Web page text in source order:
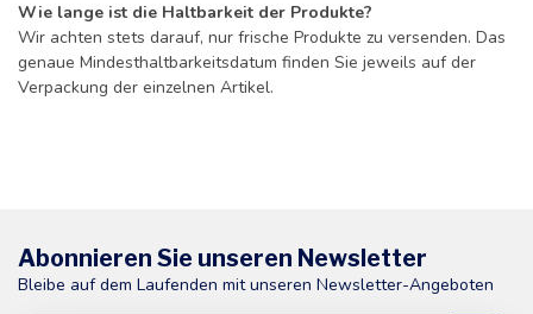
Wie lange ist die Haltbarkeit der Produkte?
Wir achten stets darauf, nur frische Produkte zu versenden. Das
genaue Mindesthaltbarkeitsdatum finden Sie jeweils auf der
Verpackung der einzelnen Artikel.
Abonnieren Sie unseren Newsletter
Bleibe auf dem Laufenden mit unseren Newsletter-Angeboten